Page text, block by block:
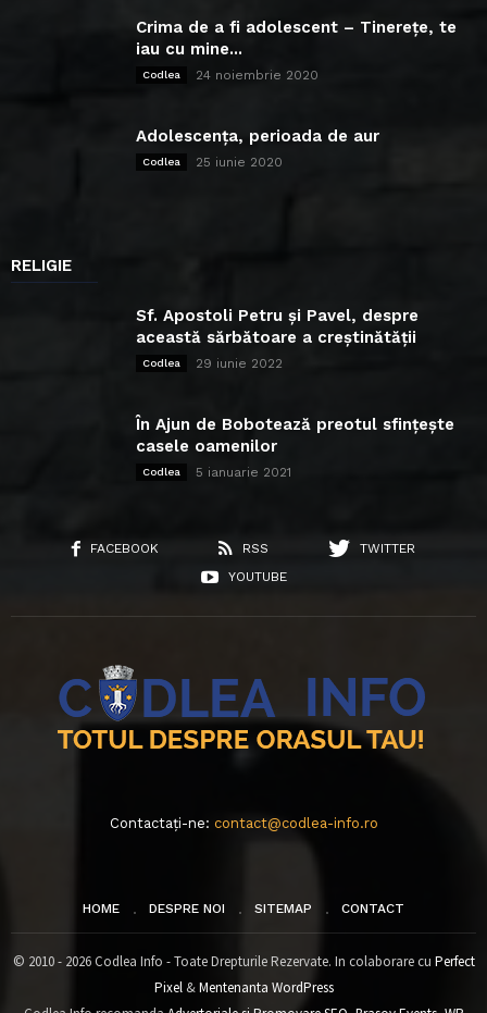
Crima de a fi adolescent – Tinerețe, te
iau cu mine...
Codlea 24 noiembrie 2020
Adolescența, perioada de aur
Codlea 25 iunie 2020
RELIGIE
Sf. Apostoli Petru și Pavel, despre
această sărbătoare a creștinătății
Codlea 29 iunie 2022
În Ajun de Bobotează preotul sfințește
casele oamenilor
Codlea 5 ianuarie 2021
FACEBOOK RSS
TWITTER
YOUTUBE
Contactați-ne: contact@codlea-info.ro
HOME DESPRE NOI SITEMAP CONTACT
© 2010 - 2026 Codlea Info - Toate Drepturile Rezervate. In colaborare cu Perfect
Pixel&Mentenanta WordPress